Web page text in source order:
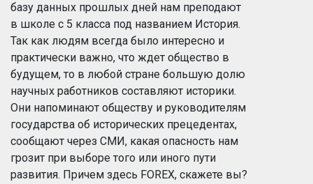
базу данных прошлых дней нам преподают
в школе с 5 класса под названием История.
Так как людям всегда было интересно и
практически важно, что ждет общество в
будущем, то в любой стране большую долю
научных работников составляют историки.
Они напоминают обществу и руководителям
государства об исторических прецедентах,
сообщают через СМИ, какая опасность нам
грозит при выборе того или иного пути
развития. Причем здесь FOREX, скажете вы?